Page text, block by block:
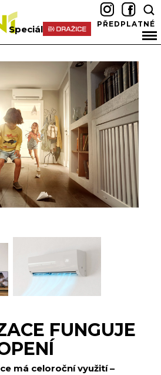
Speciál PŘEDPLATNÉ
FUNGUJE
má celoroční využití –